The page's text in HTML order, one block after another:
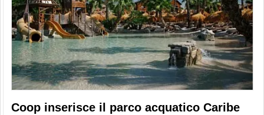
Coop inserisce il parco acquatico Caribe